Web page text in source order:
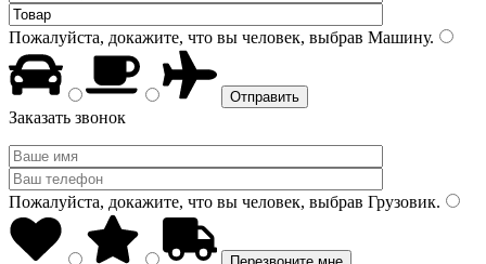
Пожалуйста, докажите, что вы человек, выбрав Машину.
Заказать звонок
Пожалуйста, докажите, что вы человек, выбрав Грузовик.